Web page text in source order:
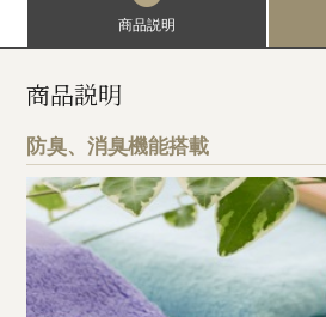
商品説明
商品説明
防臭、消臭機能搭載